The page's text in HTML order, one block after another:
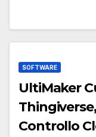
SOFTWARE
UltiMaker
Controllo